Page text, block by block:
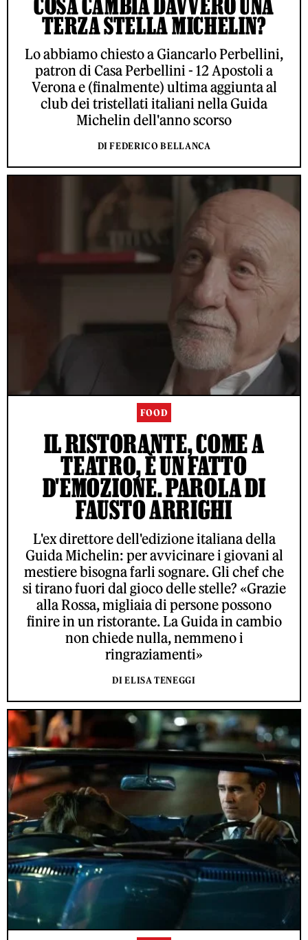
COSA CAMBIA DAVVERO UNA
TERZA STELLA MICHELIN?
Lo abbiamo chiesto a Giancarlo Perbellini,
patron di Casa Perbellini - 12 Apostoli a
Verona e (finalmente) ultima aggiunta al
club dei tristellati italiani nella Guida
Michelin dell'anno scorso
DI FEDERICO BELLANCA
FOOD
IL RISTORANTE, COME A
TEATRO, È UN FATTO
D'EMOZIONE. PAROLA DI
FAUSTO ARRIGHI
L'ex direttore dell'edizione italiana della
Guida Michelin: per avvicinare i giovani al
mestiere bisogna farli sognare. Gli chef che
si tirano fuori dal gioco delle stelle? «Grazie
alla Rossa, migliaia di persone possono
finire in un ristorante. La Guida in cambio
non chiede nulla, nemmeno i
ringraziamenti»
DI ELISA TENEGGI